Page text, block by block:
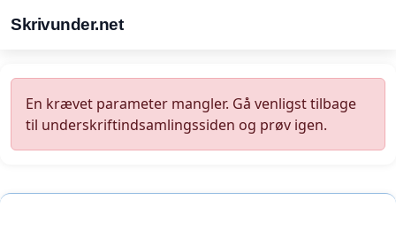
Skrivunder.net
En krævet parameter mangler. Gå venligst tilbage
til underskriftindsamlingssiden og prøv igen.